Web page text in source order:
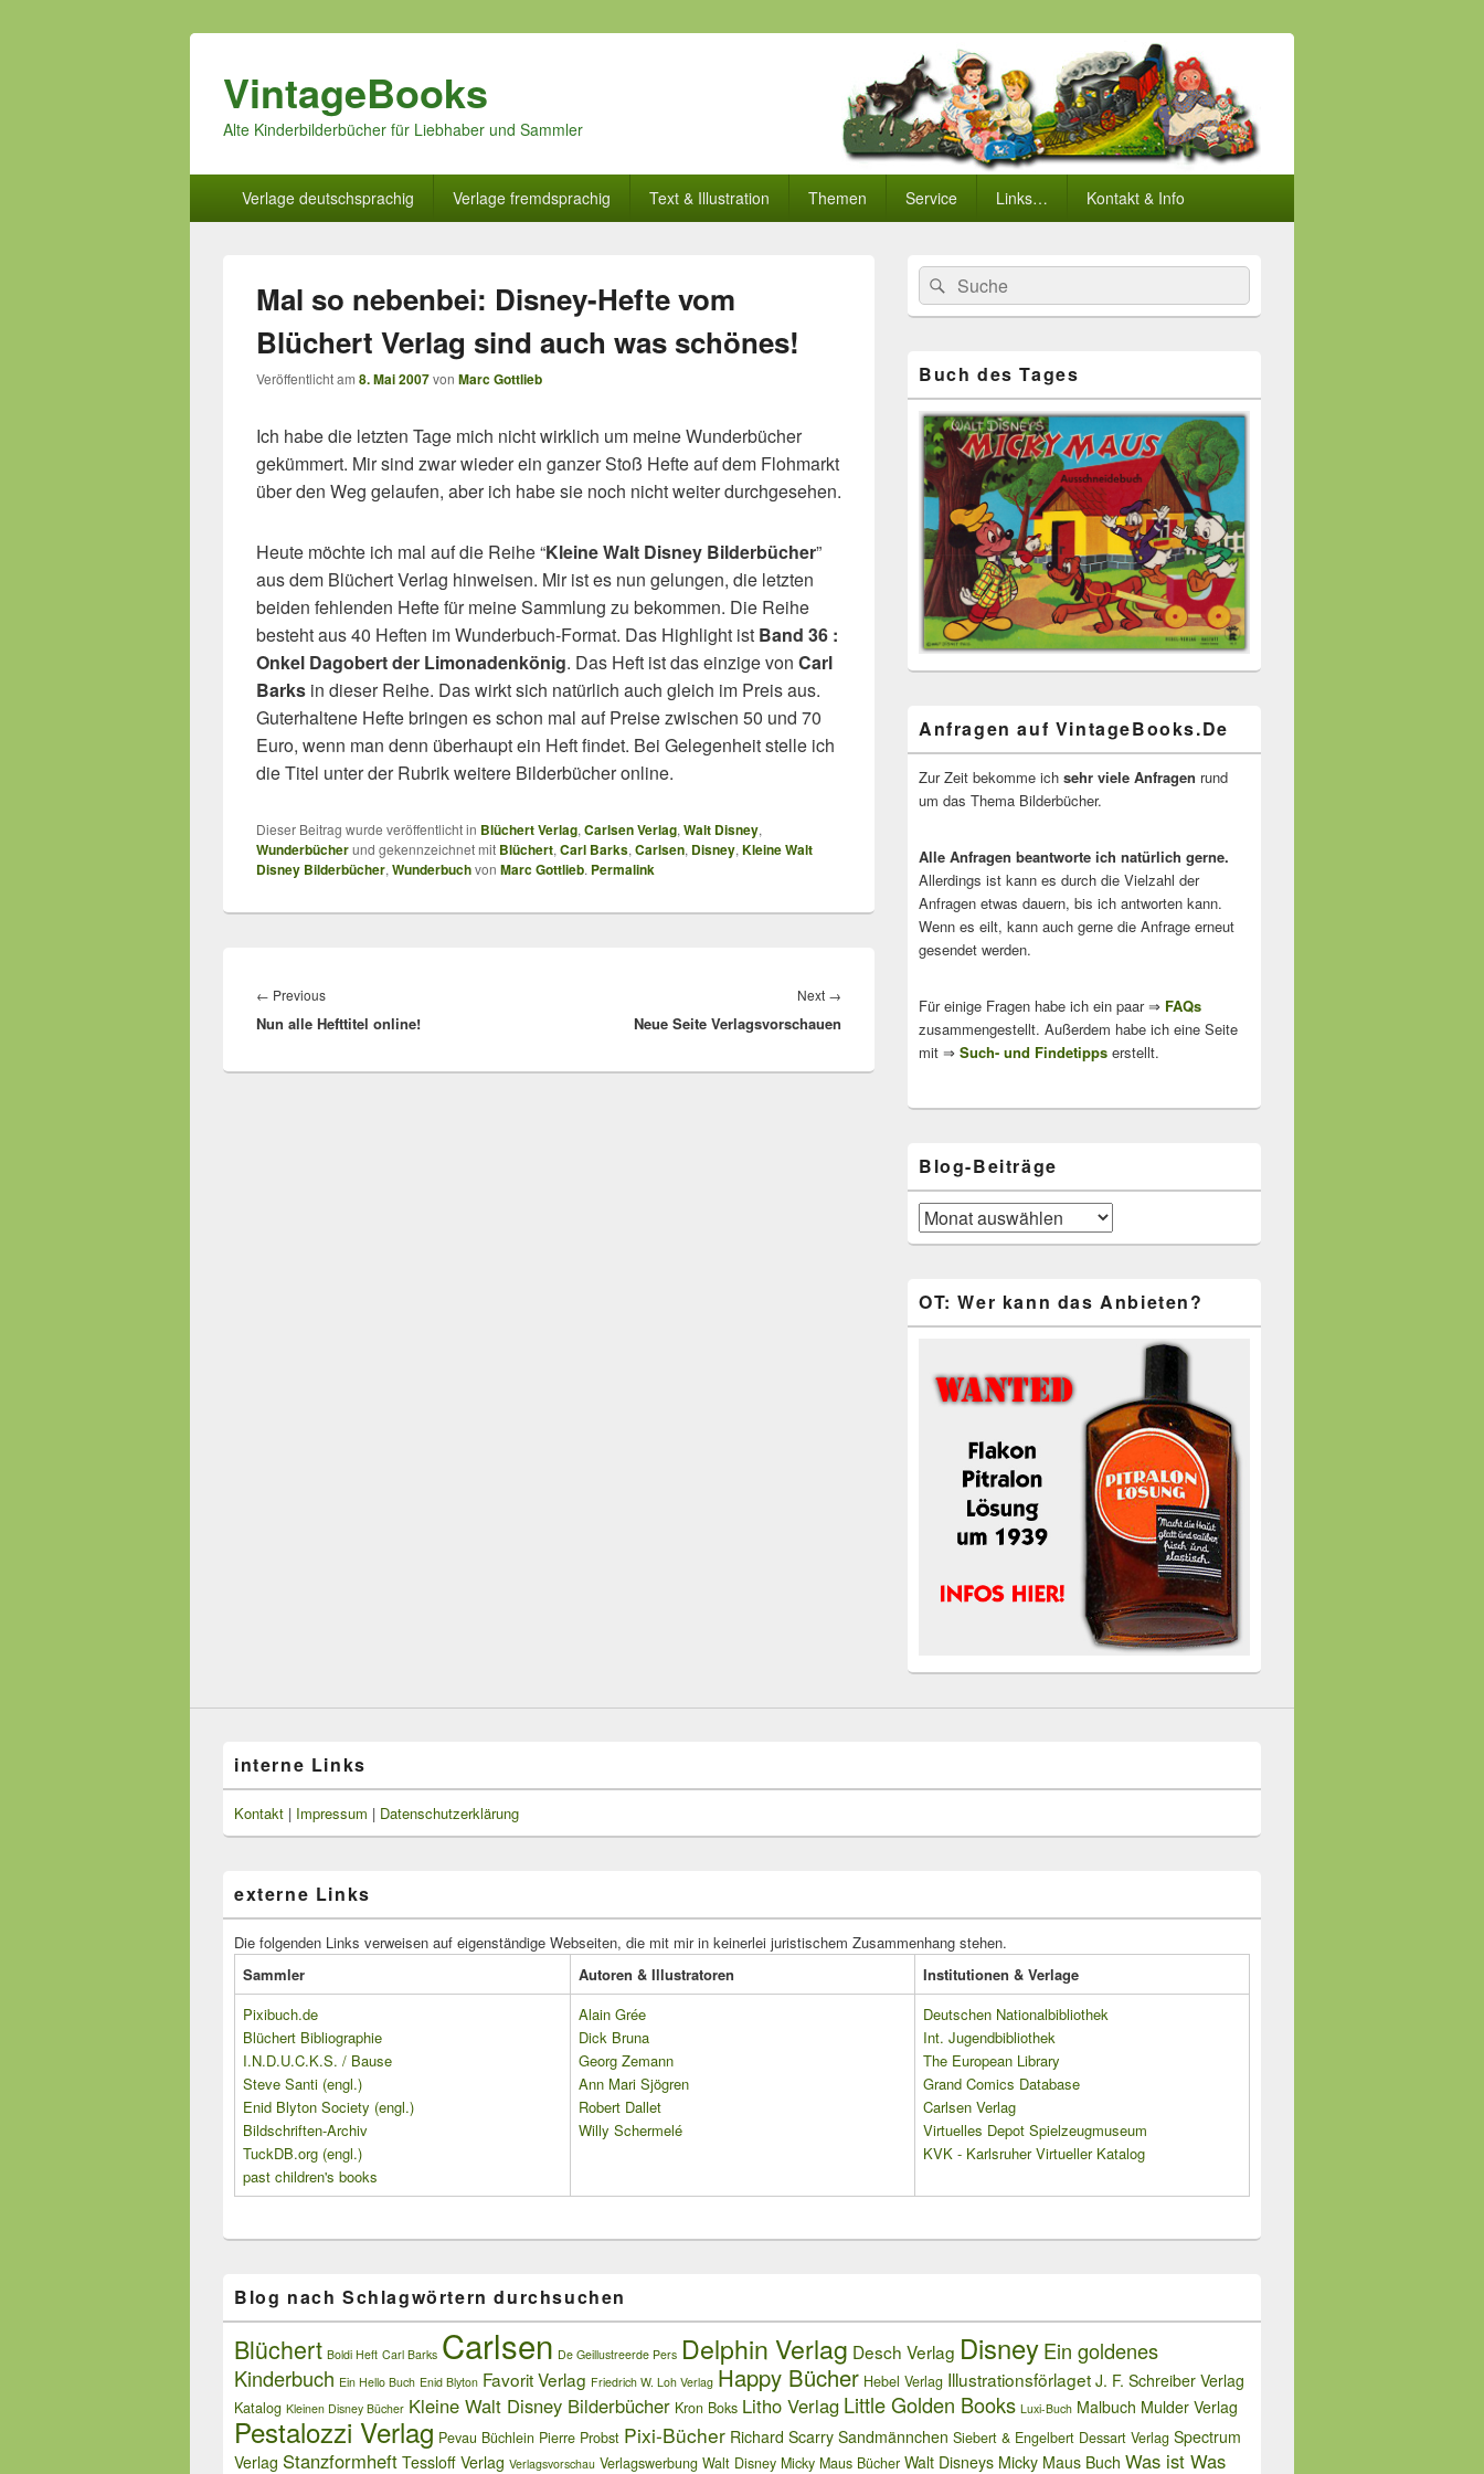
VintageBooks
Alte Kinderbilderbücher für Liebhaber und Sammler
Verlage deutschsprachig Verlage fremdsprachig Text & Illustration Themen Service Links… Kontakt & Info
Mal so nebenbei: Disney-Hefte vom
Blüchert Verlag sind auch was schönes!
Veröffentlicht am 8. Mai 2007von Marc Gottlieb
Ich habe die letzten Tage mich nicht wirklich um meine Wunderbücher
gekümmert. Mir sind zwar wieder ein ganzer Stoß Hefte auf dem Flohmarkt
über den Weg gelaufen, aber ich habe sie noch nicht weiter durchgesehen.
Heute möchte ich mal auf die Reihe “Kleine Walt Disney Bilderbücher”
aus dem Blüchert Verlag hinweisen. Mir ist es nun gelungen, die letzten
beiden fehlenden Hefte für meine Sammlung zu bekommen. Die Reihe
besteht aus 40 Heften im Wunderbuch-Format. Das Highlight ist Band 36 :
Onkel Dagobert der Limonadenkönig. Das Heft ist das einzige von Carl
Barks in dieser Reihe. Das wirkt sich natürlich auch gleich im Preis aus.
Guterhaltene Hefte bringen es schon mal auf Preise zwischen 50 und 70
Euro, wenn man denn überhaupt ein Heft findet. Bei Gelegenheit stelle ich
die Titel unter der Rubrik weitere Bilderbücher online.
Dieser Beitrag wurde veröffentlicht in Blüchert Verlag, Carlsen Verlag, Walt Disney,
Wunderbücherund gekennzeichnet mit Blüchert, Carl Barks, Carlsen, Disney, Kleine Walt
Disney Bilderbücher, Wunderbuchvon Marc Gottlieb. Permalink
← PreviousPrevious
post:
Nun alle Hefttitel online!
Next →
Neue Seite Verlagsvorschauen
Primärer
Seitenleisten
Widget-
Bereich
Search
for:
Suche
Buch des Tages
Anfragen auf VintageBooks.De
Zur Zeit bekomme ich sehr viele Anfragen rund
um das Thema Bilderbücher.
Alle Anfragen beantworte ich natürlich gerne.
Allerdings ist kann es durch die Vielzahl der
Anfragen etwas dauern, bis ich antworten kann.
Wenn es eilt, kann auch gerne die Anfrage erneut
gesendet werden.
Für einige Fragen habe ich ein paar ⇒ FAQs
zusammengestellt. Außerdem habe ich eine Seite
mit ⇒ Such- und Findetipps erstellt.
Blog-Beiträge
Blog-
Beiträge
OT: Wer kann das Anbieten?
interne Links
Kontakt | Impressum | Datenschutzerklärung
externe Links
Die folgenden Links verweisen auf eigenständige Webseiten, die mit mir in keinerlei juristischem Zusammenhang stehen.
Sammler
Autoren & Illustratoren
Institutionen & Verlage
Pixibuch.de
Blüchert Bibliographie
I.N.D.U.C.K.S. / Bause
Steve Santi (engl.)
Enid Blyton Society (engl.)
Bildschriften-Archiv
TuckDB.org (engl.)
past children's books
Alain Grée
Dick Bruna
Georg Zemann
Ann Mari Sjögren
Robert Dallet
Willy Schermelé
Deutschen Nationalbibliothek
Int. Jugendbibliothek
The European Library
Grand Comics Database
Carlsen Verlag
Virtuelles Depot Spielzeugmuseum
KVK - Karlsruher Virtueller Katalog
Blog nach Schlagwörtern durchsuchen
Blüchert Boldi Heft Carl Barks Carlsen De Geillustreerde Pers Delphin Verlag Desch Verlag DisneyEin goldenes
Kinderbuch Ein Hello Buch Enid Blyton Favorit Verlag Friedrich W. Loh Verlag Happy Bücher Hebel Verlag Illustrationsförlaget J. F. Schreiber Verlag
Katalog Kleinen Disney Bücher Kleine Walt Disney Bilderbücher Kron Boks Litho Verlag Little Golden Books Luxi-Buch Malbuch Mulder Verlag
Pestalozzi Verlag Pevau Büchlein Pierre Probst Pixi-Bücher Richard Scarry Sandmännchen Siebert & Engelbert Dessart Verlag Spectrum
Verlag Stanzformheft Tessloff Verlag Verlagsvorschau Verlagswerbung Walt Disney Micky Maus Bücher Walt Disneys Micky Maus Buch Was ist Was